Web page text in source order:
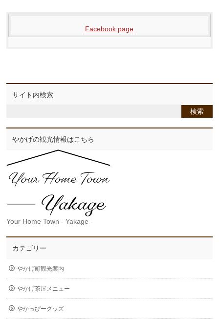
Facebook page
サイト内検索
やかげの観光情報はこちら
Your Home Town - Yakage -
カテゴリー
やかげ町観光案内
やかげ茶屋メニュー
やかっぴーグッズ